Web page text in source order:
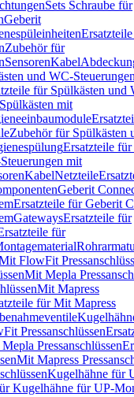
Sets Schraube für
Geberit
Zubehör für
SensorenKabel
und WC-
für Spülkästen und
mit
Zubehör für Spülkästen
Ersatzteile
mit
KabelNetzteile
Geberit
Ersatzteile für Geberit
GatewaysErsatzteile für
für
FlowFit
Mit Mepla
Mit Mapress
für Mit Mapress
Pressanschlüssen
Pressanschlüssen
Mit Mapress
Kugelhähne für
Kugelhähne für UP-